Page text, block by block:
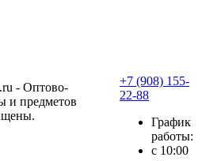
- Оптово-
и предметов
+7 (908) 155-
22-88
График
работы:
с 10:00